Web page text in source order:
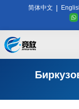
简体中文 |